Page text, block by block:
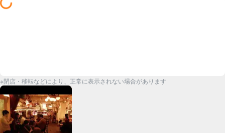
※閉店・移転などにより、正常に表示されない場合があります